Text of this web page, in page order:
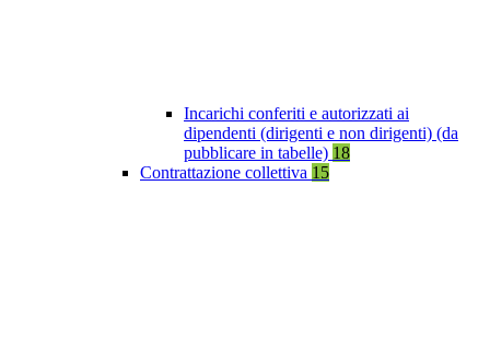
Incarichi conferiti e autorizzati ai
dipendenti (dirigenti e non dirigenti) (da
pubblicare in tabelle) 18
Contrattazione collettiva 15